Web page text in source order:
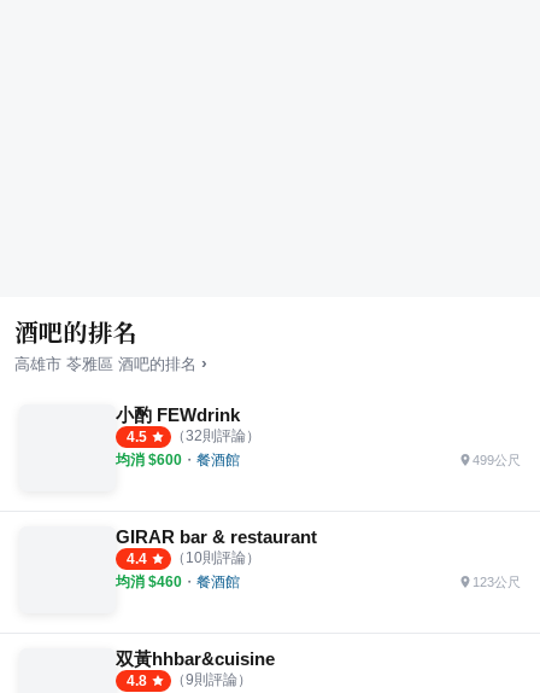
酒吧的排名
高雄市 苓雅區 酒吧的排名 ›
小酌 FEWdrink
4.5 （32則評論）
均消 $600 ・ 餐酒館 499公尺
GIRAR bar & restaurant
4.4 （ 10則評論）
均消 $460 ・ 餐酒館 123公尺
双黃hhbar&cuisine
4.8 （9則評論）